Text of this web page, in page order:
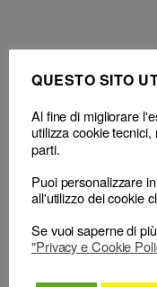
← Avvocato e
Albi – Registro dei
– Domanda di
Impugnazione al
forense – Decorrenza
venti giorni dalla
provvedimento
QUESTO SITO
Al fine di migliorare
utilizza cookie tecnici,
parti.
Puoi personalizzare
all'utilizzo dei cookie
Se vuoi saperne di
"Privacy e Cookie